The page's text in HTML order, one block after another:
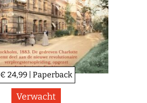
€ 24,99 | Paperback
Verwacht